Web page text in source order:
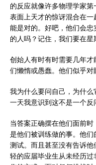
的反应就像许多物理学家
表面上天才的惊讶混合在
能是对的。好吧，他们会
的人吗？记住，我们要在星
创始人有时有时需要几年
们懒惰或愚蠢。他们似乎对
我为什么要问自己，为什
一天我意识到这不是一个反
当答案正确摆在他们面前
是他们被训练做的事。他
测试。而且甚至没有告诉
轻的应届毕业生从未经历